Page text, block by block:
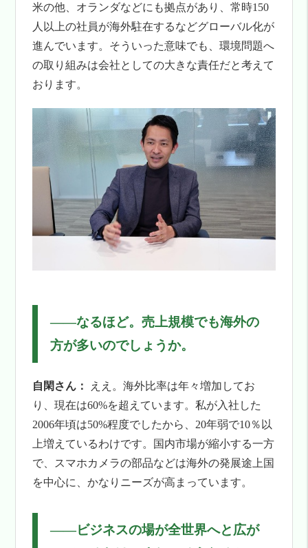
米の他、オランダなどにも拠点があり、常時150
人以上の社員が海外駐在するなどグローバル化が
進んでいます。そういった意味でも、環境問題へ
の取り組みは会社としての大きな責任だと考えて
おります。
――なるほど。売上規模でも海外の
方が多いのでしょうか。
自閑さん：
ええ。海外比率は年々増加してお
り、現在は60%を超えています。私が入社した
2006年頃は50%程度でしたから、20年弱で10％以
上増えているわけです。国内市場が縮小する一方
で、スマホカメラの部品などは海外の発展途上国
を中心に、かなりニーズが高まっています。
――ビジネスの場が全世界へと広が